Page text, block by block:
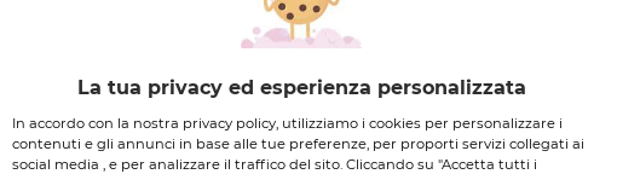
DE FEMMES – FONDAZIONE YVES
La tua privacy ed esperienza personalizzata
In accordo con la nostra privacy policy, utilizziamo i cookies per personalizzare i
contenuti e gli annunci in base alle tue preferenze, per proporti servizi collegati ai
social media , e per analizzare il traffico del sito. Cliccando su "Accetta tutti i